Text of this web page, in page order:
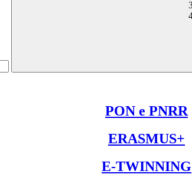
PON e PNRR
ERASMUS+
E-TWINNING